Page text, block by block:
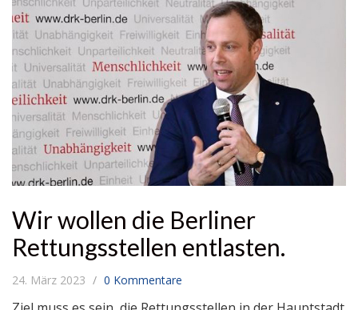
Wir wollen die Berliner
Rettungsstellen entlasten.
24. März 2023 0 Kommentare